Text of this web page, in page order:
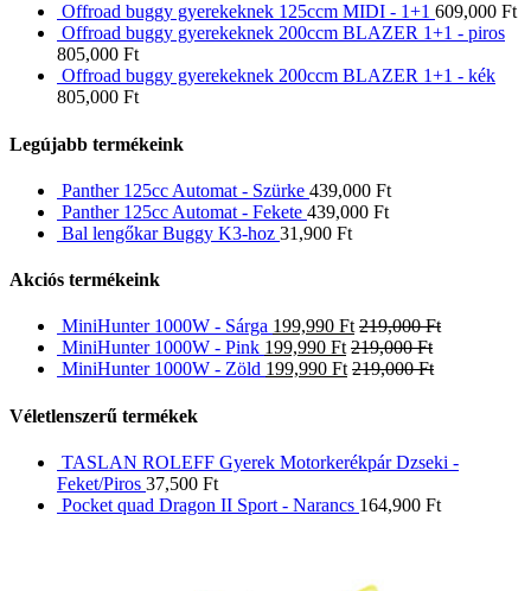
Offroad buggy gyerekeknek 125ccm MIDI - 1+1 609,000 Ft
Offroad buggy gyerekeknek 200ccm BLAZER 1+1 - piros
805,000 Ft
Offroad buggy gyerekeknek 200ccm BLAZER 1+1 - kék
805,000 Ft
Legújabb termékeink
Panther 125cc Automat - Szürke 439,000 Ft
Panther 125cc Automat - Fekete 439,000 Ft
Bal lengőkar Buggy K3-hoz 31,900 Ft
Akciós termékeink
MiniHunter 1000W - Sárga 199,990 Ft 219,000Ft
MiniHunter 1000W - Pink 199,990 Ft 219,000Ft
MiniHunter 1000W - Zöld 199,990 Ft 219,000Ft
Véletlenszerű termékek
TASLAN ROLEFF Gyerek Motorkerékpár Dzseki -
Feket/Piros 37,500 Ft
Pocket quad Dragon II Sport - Narancs 164,900 Ft